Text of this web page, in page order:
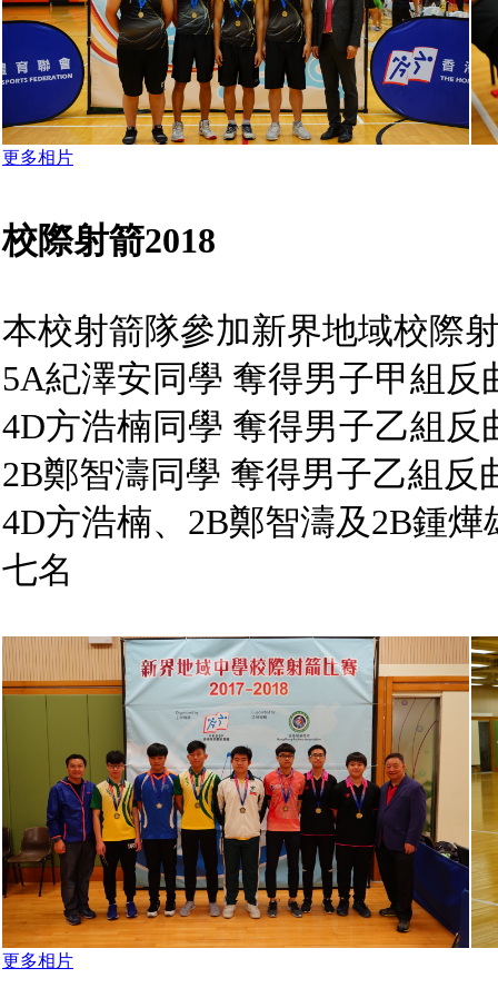
更多相片
校際射箭2018
本校射箭隊參加新界地域校際
5A紀澤安同學 奪得男子甲組反
4D方浩楠同學 奪得男子乙組反
2B鄭智濤同學 奪得男子乙組反
4D方浩楠、2B鄭智濤及2B鍾
七名
更多相片